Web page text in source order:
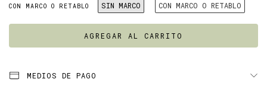
CON MARCO O RETABLO SIN MARCO CON MARCO O RETABLO
MEDIOS DE PAGO